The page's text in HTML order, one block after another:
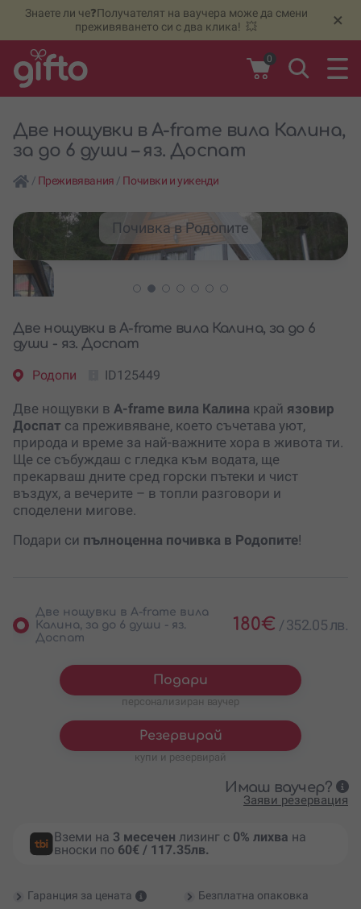
Знаете ли че❓Получателят на ваучера може да смени
преживяването си с два клика! 💥
×
0
Две нощувки в A-frame вила Калина,
за до 6 души – яз. Доспат
/ Преживявания / Почивки и уикенди
Почивка в Родопите
Две нощувки в A-frame вила Калина, за до 6
души - яз. Доспат
Родопи ID125449
Две нощувки в A-frame вила Калина край язовир
Доспат са преживяване, което съчетава уют,
природа и време за най-важните хора в живота ти.
Ще се събуждаш с гледка към водата, ще
прекарваш дните сред горски пътеки и чист
въздух, а вечерите – в топли разговори и
споделени мигове.
Подари си пълноценна почивка в Родопите!
Две нощувки в A-frame вила
Калина, за до 6 души - яз.
Доспат
180€ /352.05 лв.
Подари
персонализиран ваучер
Резервирай
купи и резервирай
Имаш ваучер?
Заяви резервация
Вземи на 3 месечен лизинг с 0% лихва на
вноски по 60€ / 117.35лв.
Гаранция за цената
Безплатна опаковка